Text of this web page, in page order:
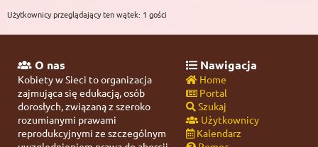
Użytkownicy przeglądający ten wątek: 1 gości
O nas
Kobiety w Sieci to organizacja
zajmująca się edukacją, osób
dorosłych, związaną z szeroko
rozumianymi prawami
reprodukcyjnymi ze szczególnym
Nawigacja
Home
Portal
Szukaj
Użytkownicy
Kalendarz